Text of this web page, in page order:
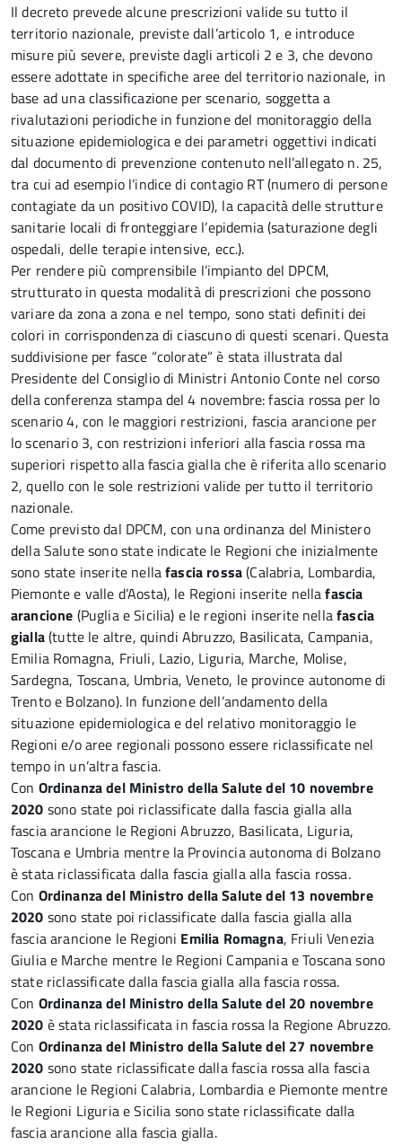
Il decreto prevede alcune prescrizioni valide su tutto il
territorio nazionale, previste dall’articolo 1, e introduce
misure più severe, previste dagli articoli 2 e 3, che devono
essere adottate in specifiche aree del territorio nazionale, in
base ad una classificazione per scenario, soggetta a
rivalutazioni periodiche in funzione del monitoraggio della
situazione epidemiologica e dei parametri oggettivi indicati
dal documento di prevenzione contenuto nell’allegato n. 25,
tra cui ad esempio l’indice di contagio RT (numero di persone
contagiate da un positivo COVID), la capacità delle strutture
sanitarie locali di fronteggiare l’epidemia (saturazione degli
ospedali, delle terapie intensive, ecc.).
Per rendere più comprensibile l’impianto del DPCM,
strutturato in questa modalità di prescrizioni che possono
variare da zona a zona e nel tempo, sono stati definiti dei
colori in corrispondenza di ciascuno di questi scenari. Questa
suddivisione per fasce “colorate” è stata illustrata dal
Presidente del Consiglio di Ministri Antonio Conte nel corso
della conferenza stampa del 4 novembre: fascia rossa per lo
scenario 4, con le maggiori restrizioni, fascia arancione per
lo scenario 3, con restrizioni inferiori alla fascia rossa ma
superiori rispetto alla fascia gialla che è riferita allo scenario
2, quello con le sole restrizioni valide per tutto il territorio
nazionale.
Come previsto dal DPCM, con una ordinanza del Ministero
della Salute sono state indicate le Regioni che inizialmente
sono state inserite nellafascia rossa(Calabria, Lombardia,
Piemonte e valle d’Aosta), le Regioni inserite nellafascia
arancione (Puglia e Sicilia) e le regioni inserite nellafascia
gialla(tutte le altre, quindi Abruzzo, Basilicata, Campania,
Emilia Romagna, Friuli, Lazio, Liguria, Marche, Molise,
Sardegna, Toscana, Umbria, Veneto, le province autonome di
Trento e Bolzano). In funzione dell’andamento della
situazione epidemiologica e del relativo monitoraggio le
Regioni e/o aree regionali possono essere riclassificate nel
tempo in un’altra fascia.
Con Ordinanza del Ministro della Salute del 10 novembre
2020 sono state poi riclassificate dalla fascia gialla alla
fascia arancione le Regioni Abruzzo, Basilicata, Liguria,
Toscana e Umbria mentre la Provincia autonoma di Bolzano
è stata riclassificata dalla fascia gialla alla fascia rossa.
Con Ordinanza del Ministro della Salute del 13 novembre
2020 sono state poi riclassificate dalla fascia gialla alla
fascia arancione le Regioni Emilia Romagna, Friuli Venezia
Giulia e Marche mentre le Regioni Campania e Toscana sono
state riclassificate dalla fascia gialla alla fascia rossa.
Con Ordinanza del Ministro della Salute del 20 novembre
2020 è stata riclassificata in fascia rossa la Regione Abruzzo.
Con Ordinanza del Ministro della Salute del 27 novembre
2020 sono state riclassificate dalla fascia rossa alla fascia
arancione le Regioni Calabria, Lombardia e Piemonte mentre
le Regioni Liguria e Sicilia sono state riclassificate dalla
fascia arancione alla fascia gialla.